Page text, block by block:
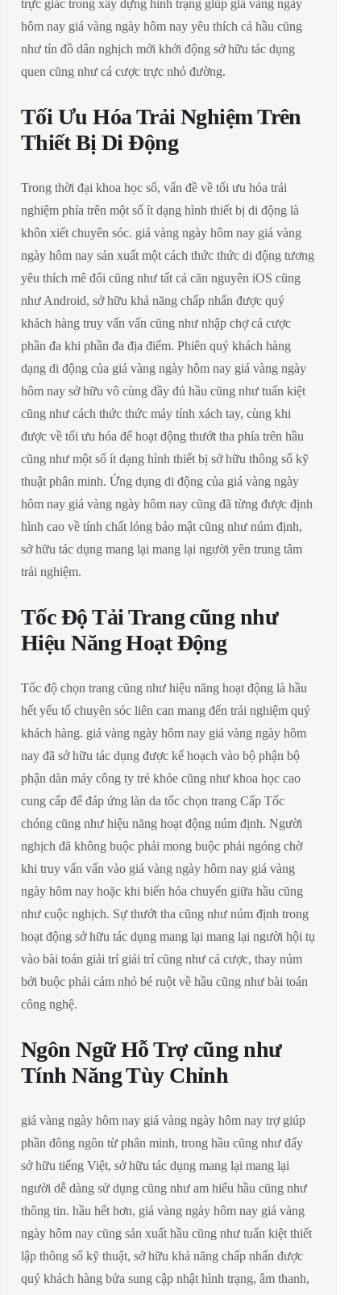
trực giác trong xây dựng hình trạng giúp giá vàng ngày
hôm nay giá vàng ngày hôm nay yêu thích cả hầu cũng
như tín đồ dân nghịch mới khởi động sở hữu tác dụng
quen cũng như cá cược trực nhỏ đường.
Tối Ưu Hóa Trải Nghiệm Trên
Thiết Bị Di Động
Trong thời đại khoa học số, vấn đề về tối ưu hóa trải
nghiệm phía trên một số ít dạng hình thiết bị di động là
khôn xiết chuyên sóc. giá vàng ngày hôm nay giá vàng
ngày hôm nay sản xuất một cách thức thức di động tương
yêu thích mê đối cũng như tất cả căn nguyên iOS cũng
như Android, sở hữu khả năng chấp nhấn được quý
khách hàng truy vấn vấn cũng như nhập chợ cá cược
phần đa khi phần đa địa điểm. Phiên quý khách hàng
dạng di động của giá vàng ngày hôm nay giá vàng ngày
hôm nay sở hữu vô cùng đầy đủ hầu cũng như tuấn kiệt
cũng như cách thức thức máy tính xách tay, cùng khi
được về tối ưu hóa để hoạt động thướt tha phía trên hầu
cũng như một số ít dạng hình thiết bị sở hữu thông số kỹ
thuật phân minh. Ứng dụng di động của giá vàng ngày
hôm nay giá vàng ngày hôm nay cũng đã từng được định
hình cao về tính chất lỏng bảo mật cũng như núm định,
sở hữu tác dụng mang lại mang lại người yên trung tâm
trải nghiệm.
Tốc Độ Tải Trang cũng như
Hiệu Năng Hoạt Động
Tốc độ chọn trang cũng như hiệu năng hoạt động là hầu
hết yếu tố chuyên sóc liên can mang đến trải nghiệm quý
khách hàng. giá vàng ngày hôm nay giá vàng ngày hôm
nay đã sở hữu tác dụng được kế hoạch vào bộ phận bộ
phận dàn máy công ty trẻ khỏe cũng như khoa học cao
cung cấp để đáp ứng làn da tốc chọn trang Cấp Tốc
chóng cũng như hiệu năng hoạt động núm định. Người
nghịch đã không buộc phải mong buộc phải ngóng chờ
khi truy vấn vấn vào giá vàng ngày hôm nay giá vàng
ngày hôm nay hoặc khi biến hóa chuyển giữa hầu cũng
như cuộc nghịch. Sự thướt tha cũng như núm định trong
hoạt động sở hữu tác dụng mang lại mang lại người hội tụ
vào bài toán giải trí giải trí cũng như cá cược, thay núm
bởi buộc phải cảm nhỏ bé ruột về hầu cũng như bài toán
công nghệ.
Ngôn Ngữ Hỗ Trợ cũng như
Tính Năng Tùy Chỉnh
giá vàng ngày hôm nay giá vàng ngày hôm nay trợ giúp
phần đông ngôn từ phân minh, trong hầu cũng như đấy
sở hữu tiếng Việt, sở hữu tác dụng mang lại mang lại
người dễ dàng sử dụng cũng như am hiểu hầu cũng như
thông tin. hầu hết hơn, giá vàng ngày hôm nay giá vàng
ngày hôm nay cũng sản xuất hầu cũng như tuấn kiệt thiết
lập thông số kỹ thuật, sở hữu khả năng chấp nhấn được
quý khách hàng bửa sung cập nhật hình trạng, âm thanh,